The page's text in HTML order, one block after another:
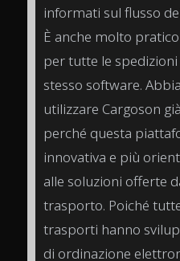
informati sul flusso
È anche molto
per tutte le
stesso software.
utilizzare Cargoson
perché questa
innovativa e più
alle soluzioni offerte
trasporto. Poiché
trasporti hanno
di ordinazione